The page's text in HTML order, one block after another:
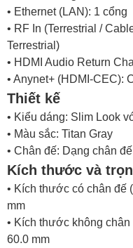
• Ethernet (LAN): 1 cổng
• RF In (Terrestrial /
Terrestrial)
• HDMI Audio Return
• Anynet+ (HDMI-CEC):
Thiết kế
• Kiểu dáng: Slim Look
• Màu sắc: Titan Gray
• Chân đế: Dạng chân
Kích thước và
• Kích thước có chân đế
mm
• Kích thước không
60.0 mm